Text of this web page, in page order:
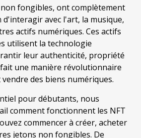
fongibles, ont complètement
avec l'art, la musique,
actifs numériques. Ces actifs
utilisent la technologie
leur authenticité, propriété
une manière révolutionnaire
des biens numériques.
pour débutants, nous
comment fonctionnent les NFT
commencer à créer, acheter
jetons non fongibles. De